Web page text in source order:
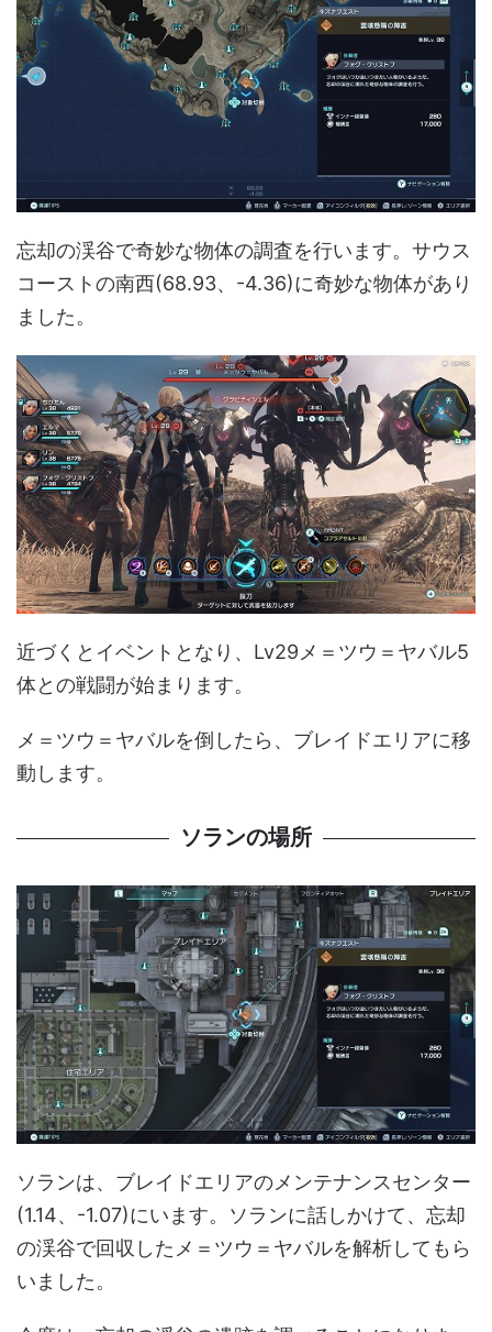
忘却の渓谷で奇妙な物体の調査を行います。サウス
コーストの南西(68.93、-4.36)に奇妙な物体があり
ました。
近づくとイベントとなり、Lv29メ＝ツウ＝ヤバル5
体との戦闘が始まります。
メ＝ツウ＝ヤバルを倒したら、ブレイドエリアに移
動します。
ソランの場所
ソランは、ブレイドエリアのメンテナンスセンター
(1.14、-1.07)にいます。ソランに話しかけて、忘却
の渓谷で回収したメ＝ツウ＝ヤバルを解析してもら
いました。